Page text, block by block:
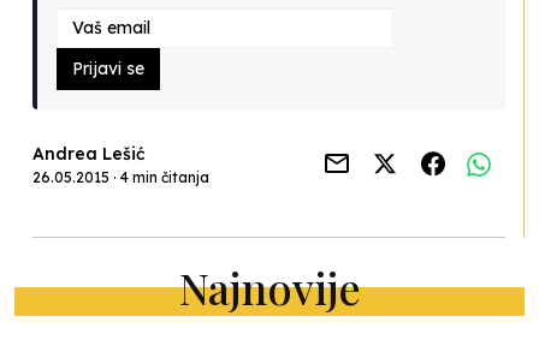
Prijavi se
Andrea Lešić
26.05.2015 · 4 min čitanja
Najnovije